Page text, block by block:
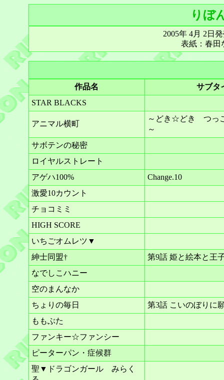
りぼ
2005年 4月 2日
表紙：春田
作品名
サブタ
STAR BLACKS
アニマル横町
～どき☆どき つっ
～
サボテンの秘密
ロイヤルストレート
アゲハ100%
Change.10
激愛10カウント
チョコミミ
HIGH SCORE
いちごオムレツ▼
紳士同盟†
第9話 姫と絵本と王
なでしこハニー
空のまんなか
ちょりの毎日
第3話 こいのぼりに
ももぶた
ファンキー☆ファンシー
ピーターパン・症候群
聖▼ドラゴンガール みらく